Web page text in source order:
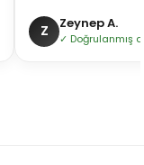
Z Zeynep A.
✓ Doğrulanmış